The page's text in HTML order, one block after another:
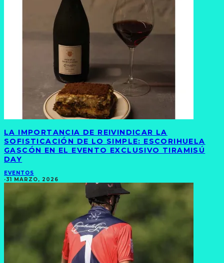
LA IMPORTANCIA DE REIVINDICAR LA
SOFISTICACIÓN DE LO SIMPLE: ESCORIHUELA
GASCÓN EN EL EVENTO EXCLUSIVO TIRAMISÚ
DAY
EVENTOS
·31 MARZO, 2026